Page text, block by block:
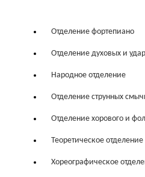
Отделение фортепиано
Отделение духовых и
Народное отделение
Отделение струнных
Отделение хорового и
Теоретическое отделение
Хореографическое